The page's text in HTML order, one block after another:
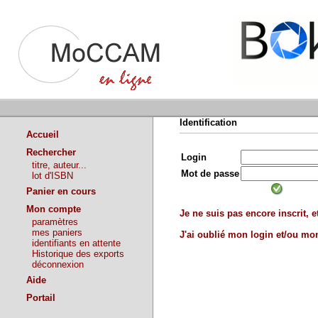
Accueil
Rechercher
titre, auteur...
lot d'ISBN
Panier en cours
Mon compte
paramètres
mes paniers
identifiants en attente
Historique des exports
déconnexion
Aide
Portail
Identification
Login
Mot de passe
Je ne suis pas encore inscrit,
J'ai oublié mon login et/ou